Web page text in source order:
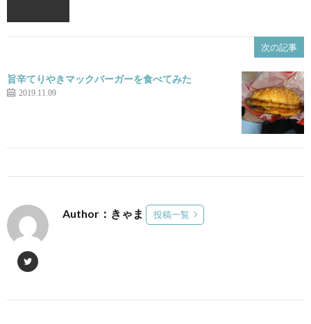
次の記事
旨辛てりやきマックバーガーを食べてみた
2019.11.09
Author：きゃま 投稿一覧